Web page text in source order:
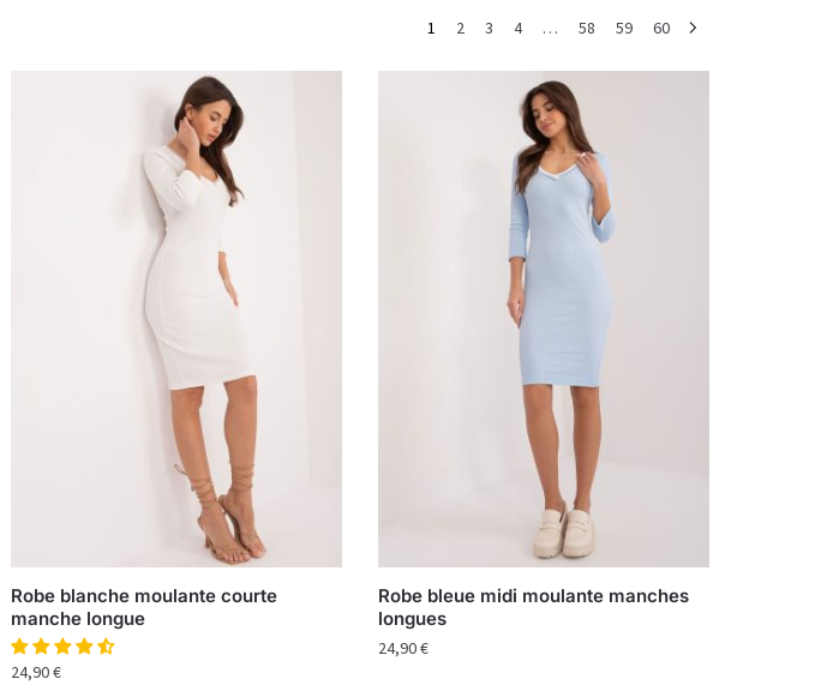
1 2 3 4 … 58 59 60
Robe blanche moulante courte
manche longue
24,90€
Robe bleue midi moulante manches
longues
24,90€